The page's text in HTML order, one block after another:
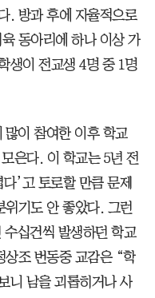
. 방과 후에 자율적으로
동아리에 하나 이상 가
생이 전교생 4명 중 1명
이 참여한 이후 학교
은다. 이 학교는 5년 전
’고 토로할 만큼 문제
위기도 안 좋았다. 그런
십건씩 발생하던 학교
상조 번동중 교감은 “학
니 남을 괴롭히거나 사